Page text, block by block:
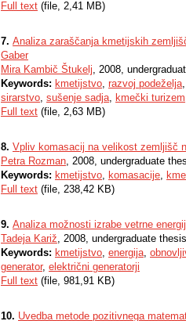
Full text (file, 2,41 MB)
7. Analiza zaraščanja kmetijskih
Gaber
Mira Kambič Štukelj, 2008,
Keywords: kmetijstvo, razvoj podeželja
sirarstvo, sušenje sadja, kmečki turizem
Full text (file, 2,63 MB)
8. Vpliv komasacij na velikost zemljišč
Petra Rozman, 2008, undergraduate
Keywords: kmetijstvo, komasacije,
Full text (file, 238,42 KB)
9. Analiza možnosti izrabe vetrne
Tadeja Kariž, 2008, undergraduate thesis
Keywords: kmetijstvo, energija,
generator, električni generatorji
Full text (file, 981,91 KB)
10. Uvedba metode pozitivnega